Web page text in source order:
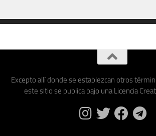
Excepto allí donde se establezcan otros
este sitio se publica bajo una Licencia